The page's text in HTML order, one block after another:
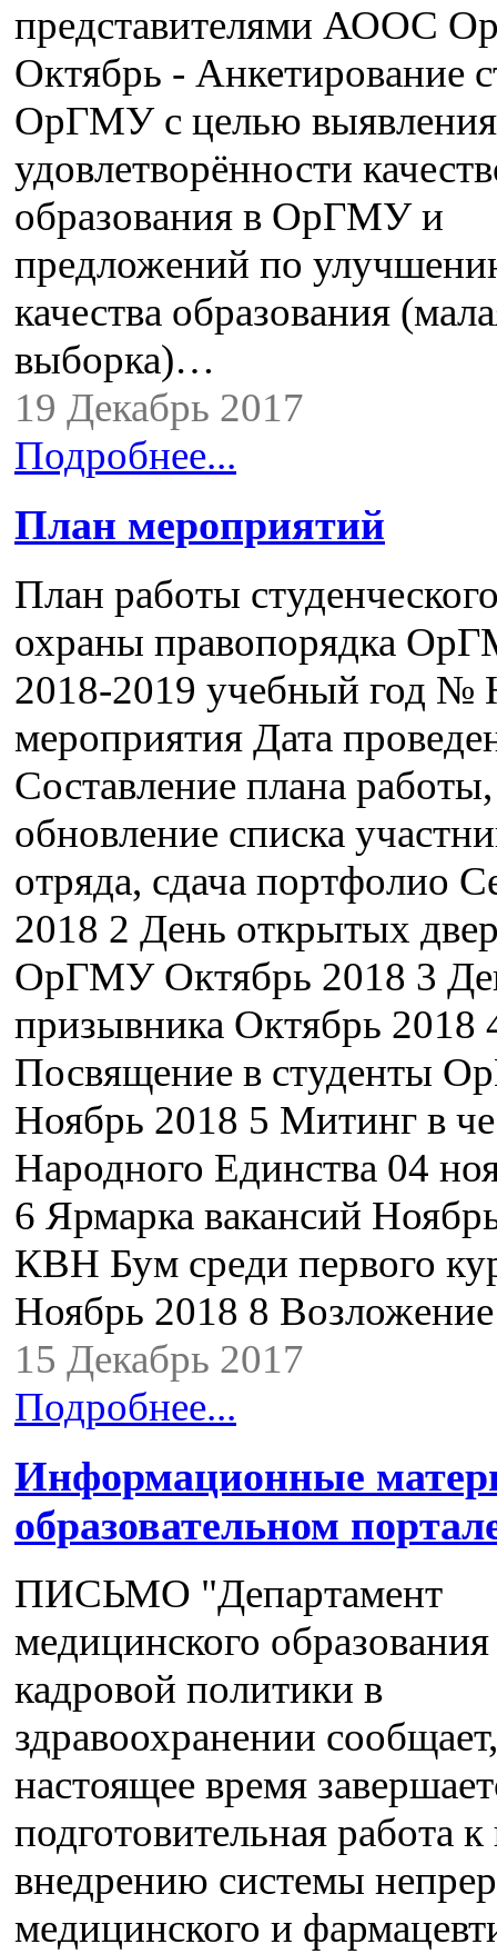
представителями АООС
Октябрь - Анкетирование
ОрГМУ с целью
удовлетворённости
образования в ОрГМУ и
предложений по
качества образования
выборка)…
19 Декабрь 2017
Подробнее...
План мероприятий
План работы
охраны правопорядка
2018-2019 учебный год №
мероприятия Дата
Составление плана работы,
обновление списка
отряда, сдача портфолио
2018 2 День открытых
ОрГМУ Октябрь 2018 3
призывника Октябрь 2018
Посвящение в студенты
Ноябрь 2018 5 Митинг в
Народного Единства 04
6 Ярмарка вакансий
КВН Бум среди первого
Ноябрь 2018 8
15 Декабрь 2017
Подробнее...
Информационные
образовательном
ПИСЬМО "Департамент
медицинского
кадровой политики в
здравоохранении
настоящее время
подготовительная работа
внедрению системы
медицинского и